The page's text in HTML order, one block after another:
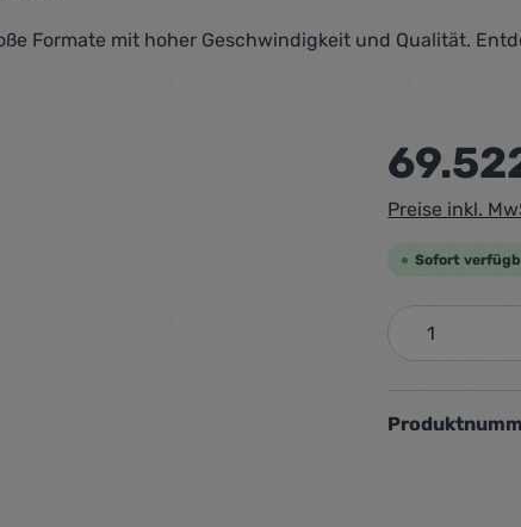
Formate mit hoher Geschwindigkeit und Qualität.
Regulärer
Preise inkl.
Sofort
Produkt